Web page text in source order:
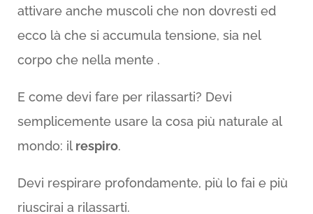
attivare anche muscoli che non dovresti ed
ecco là che si accumula tensione, sia nel
corpo che nella mente .
E come devi fare per rilassarti? Devi
semplicemente usare la cosa più naturale al
mondo: il respiro.
Devi respirare profondamente, più lo fai e più
riuscirai a rilassarti.